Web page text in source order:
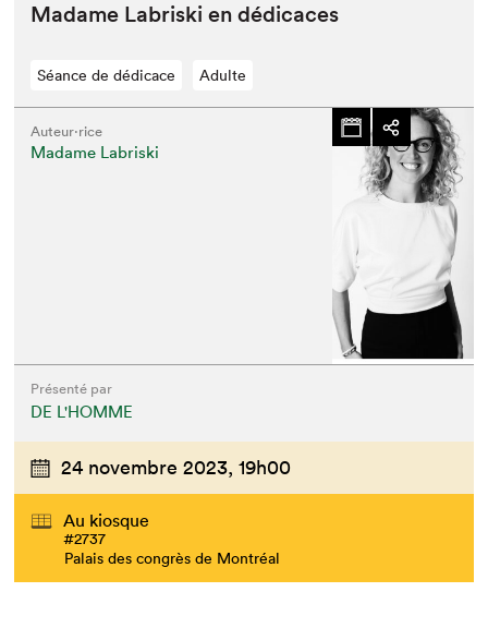
Madame Labris­ki en dédicaces
Séance de dédicace Adulte
Auteur·rice
Madame Labriski
Présenté par
DE L'HOMME
24 novembre 2023, 19h00
Au kiosque
#2737
Palais des congrès de Montréal